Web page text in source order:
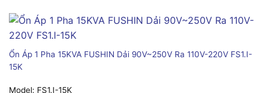
Ổn Áp 1 Pha 15KVA FUSHIN Dải 90V~250V Ra 110V-220V FS1.I-
15K
Model: FS1.I-15K